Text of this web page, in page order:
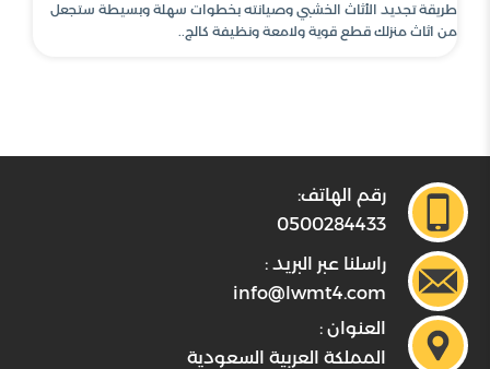
طريقة تجديد الأثاث الخشبي وصيانته بخطوات سهلة وبسيطة ستجعل
من اثاث منزلك قطع قوية ولامعة ونظيفة كالج..
رقم الهاتف:
0500284433
راسلنا عبر البريد :
info@lwmt4.com
العنوان :
المملكة العربية السعودية